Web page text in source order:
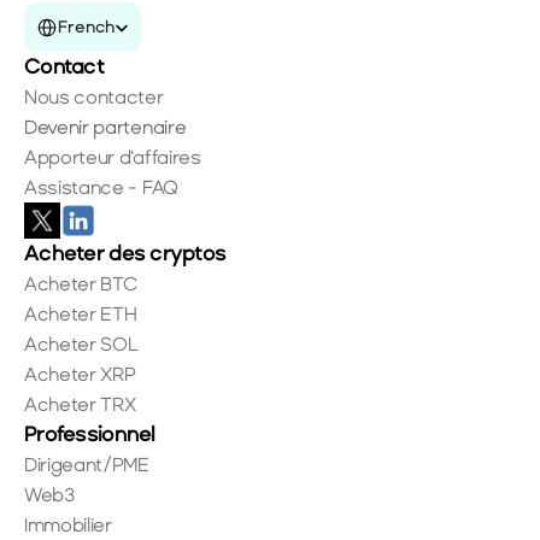
Select Language
French
Contact
Nous contacter
Devenir partenaire
Apporteur d'affaires
Assistance - FAQ
Acheter des cryptos
Acheter BTC
Acheter ETH
Acheter SOL
Acheter XRP
Acheter TRX
Professionnel
Dirigeant/PME
Web3
Immobilier